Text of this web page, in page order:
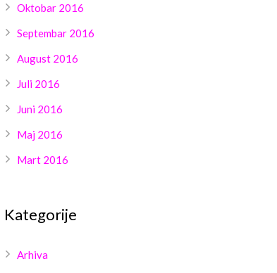
Oktobar 2016
Septembar 2016
August 2016
Juli 2016
Juni 2016
Maj 2016
Mart 2016
Kategorije
Arhiva